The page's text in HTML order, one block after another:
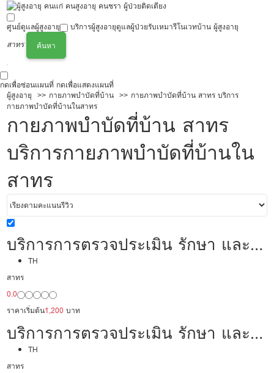
ศูนย์ดูแลผู้สูงอายุ บริการผู้สูงอายุดูแลผู้ป่วยรับเหมารีโนเวทบ้าน ผู้สูงอายุ
สาทร
ค้นหา
กดเพื่อซ่อนแผนที่ กดเพื่อแสดงแผนที่
ผู้สูงอายุ
กายภาพบำบัดที่บ้าน
กายภาพบำบัดที่บ้าน สาทร บริการ
กายภาพบำบัดที่บ้านในสาทร
กายภาพบำบัดที่บ้าน สาทร
บริการกายภาพบำบัดที่บ้านใน
สาทร
บริการการตรวจประเมิน รักษา และ
ฟื้นฟูด้วยวิธีการทางกายภาพบำบัด
TH
สาทร
0.0
ราคาเริ่มต้น1,200 บาท
บริการการตรวจประเมิน รักษา และ
ฟื้นฟูด้วยวิธีการทางกายภาพบำบัด
TH
สาทร